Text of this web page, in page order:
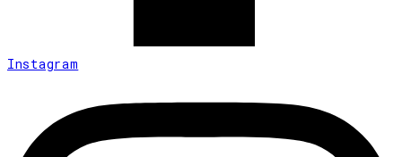
Instagram